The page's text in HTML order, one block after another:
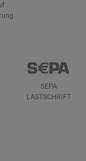
SEPA
LASTSCHRIFT